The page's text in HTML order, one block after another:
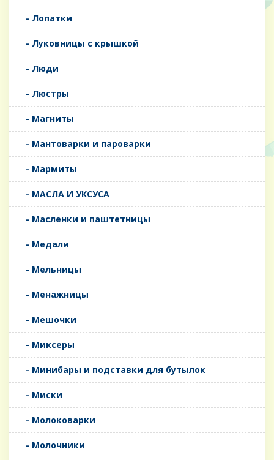
- Лопатки
- Луковницы с крышкой
- Люди
- Люстры
- Магниты
- Мантоварки и пароварки
- Мармиты
- МАСЛА И УКСУСА
- Масленки и паштетницы
- Медали
- Мельницы
- Менажницы
- Мешочки
- Миксеры
- Минибары и подставки для бутылок
- Миски
- Молоковарки
- Молочники